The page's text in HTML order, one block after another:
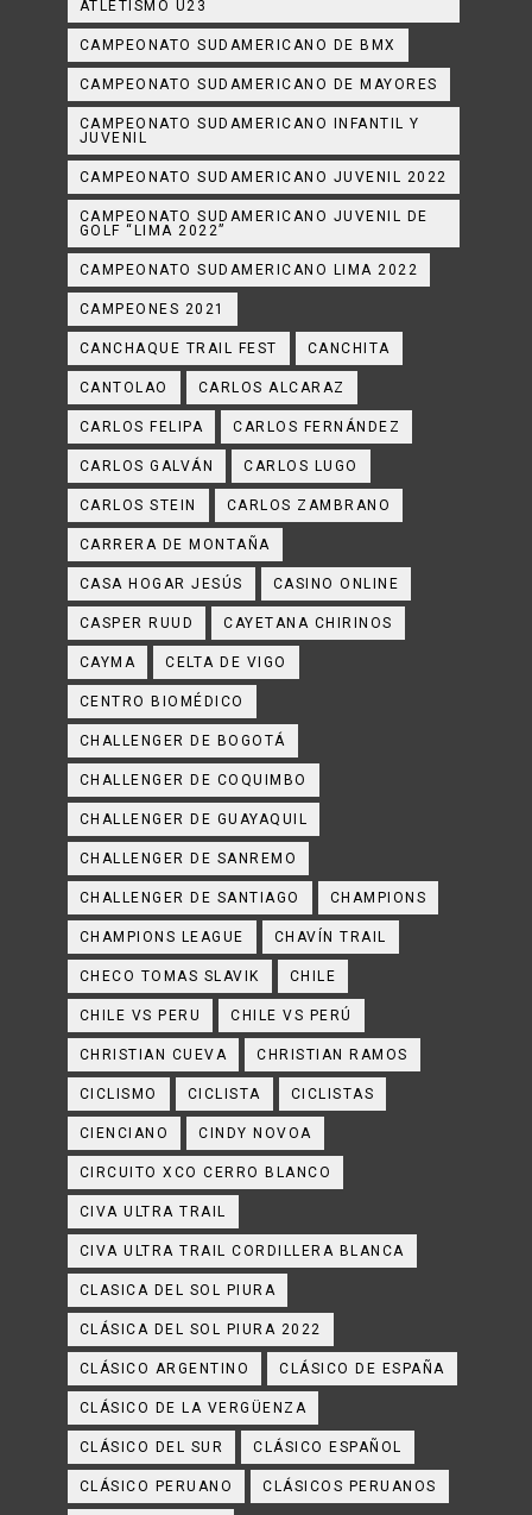
ATLETISMO U23
CAMPEONATO SUDAMERICANO DE BMX
CAMPEONATO SUDAMERICANO DE MAYORES
CAMPEONATO SUDAMERICANO INFANTIL Y
JUVENIL
CAMPEONATO SUDAMERICANO JUVENIL 2022
CAMPEONATO SUDAMERICANO JUVENIL DE
GOLF “LIMA 2022”
CAMPEONATO SUDAMERICANO LIMA 2022
CAMPEONES 2021
CANCHAQUE TRAIL FEST CANCHITA
CANTOLAO CARLOS ALCARAZ
CARLOS FELIPA CARLOS FERNÁNDEZ
CARLOS GALVÁN CARLOS LUGO
CARLOS STEIN CARLOS ZAMBRANO
CARRERA DE MONTAÑA
CASA HOGAR JESÚS CASINO ONLINE
CASPER RUUD CAYETANA CHIRINOS
CAYMA CELTA DE VIGO
CENTRO BIOMÉDICO
CHALLENGER DE BOGOTÁ
CHALLENGER DE COQUIMBO
CHALLENGER DE GUAYAQUIL
CHALLENGER DE SANREMO
CHALLENGER DE SANTIAGO CHAMPIONS
CHAMPIONS LEAGUE CHAVÍN TRAIL
CHECO TOMAS SLAVIK CHILE
CHILE VS PERU CHILE VS PERÚ
CHRISTIAN CUEVA CHRISTIAN RAMOS
CICLISMO CICLISTA CICLISTAS
CIENCIANO CINDY NOVOA
CIRCUITO XCO CERRO BLANCO
CIVA ULTRA TRAIL
CIVA ULTRA TRAIL CORDILLERA BLANCA
CLASICA DEL SOL PIURA
CLÁSICA DEL SOL PIURA 2022
CLÁSICO ARGENTINO CLÁSICO DE ESPAÑA
CLÁSICO DE LA VERGÜENZA
CLÁSICO DEL SUR CLÁSICO ESPAÑOL
CLÁSICO PERUANO CLÁSICOS PERUANOS